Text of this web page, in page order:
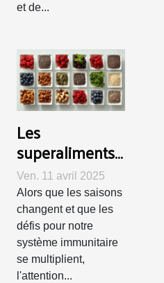
et de...
Les
superaliments
à intégrer dans
votre régime
pour booster
votre immunité
Ven. 11 avril 2025
Alors que les saisons
changent et que les
défis pour notre
système immunitaire
se multiplient,
l'attention...